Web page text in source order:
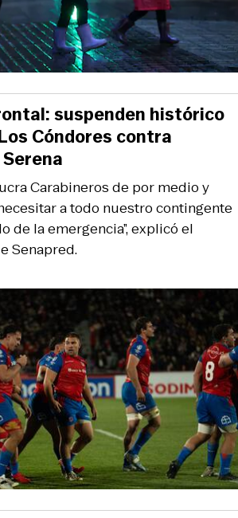
Carabineros de por medio y
a todo nuestro contingente
de la emergencia”, explicó el
Senapred.
suspenden histórico
Cóndores contra